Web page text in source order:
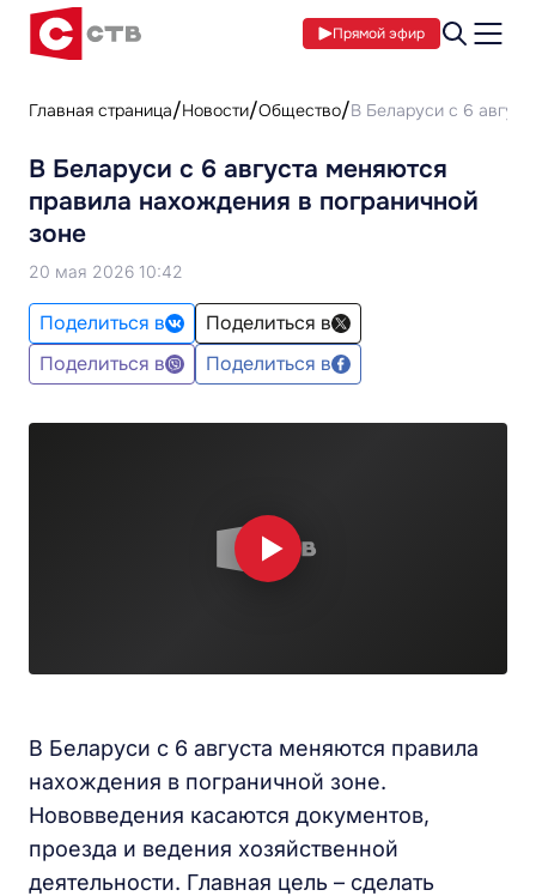
Прямой эфир
Главная страница Новости Общество В Беларуси с 6
В Беларуси с 6 августа меняются
правила нахождения в пограничной
зоне
20 мая 2026 10:42
Поделиться в
Поделиться в
Поделиться в
Поделиться в
В Беларуси с 6 августа меняются правила
нахождения в пограничной зоне.
Нововведения касаются документов,
проезда и ведения хозяйственной
деятельности. Главная цель – сделать